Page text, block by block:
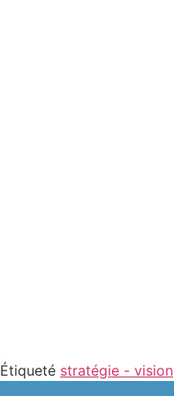
Étiqueté stratégie - vision